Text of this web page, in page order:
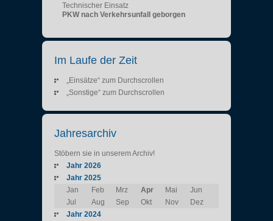
Technischer Einsatz
PKW nach Verkehrsunfall geborgen
Im Laufe der Zeit
„Einsätze“ zum Durchscrollen
„Sonstige“ zum Durchscrollen
Jahresarchiv
Stöbern sie in unserem Archiv!
Jahr 2026
Jahr 2025
Jan
Feb Mrz Apr Mai
Jun
Jul
Aug Sep Okt Nov
Dez
Jahr 2024